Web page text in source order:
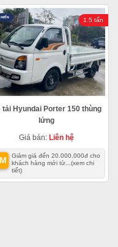
1.5 tấn
tải Hyundai Porter 150 thùng
lửng
Giá bán: Liên hệ
Giảm giá đến 20.000.000đ cho
khách hàng mới từ... (xem chi
tiết)